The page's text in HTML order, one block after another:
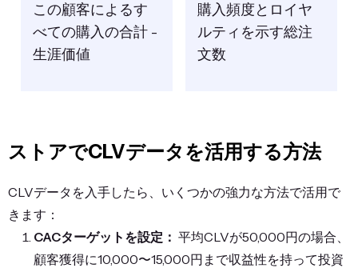
この顧客によるす
べての購入の合計 -
生涯価値
購入頻度とロイヤ
ルティを示す総注
文数
ストアでCLVデータを活用する方法
CLVデータを入手したら、いくつかの強力な方法で活用で
きます：
CACターゲットを設定： 平均CLVが50,000円の場合、
顧客獲得に10,000〜15,000円まで収益性を持って投資